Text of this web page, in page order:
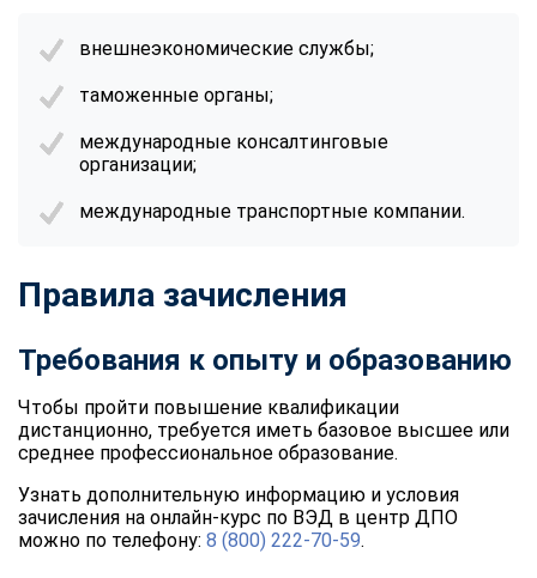
внешнеэкономические службы;
таможенные органы;
международные консалтинговые
организации;
международные транспортные компании.
Правила зачисления
Требования к опыту и образованию
Чтобы пройти повышение квалификации
дистанционно, требуется иметь базовое высшее или
среднее профессиональное образование.
Узнать дополнительную информацию и условия
зачисления на онлайн-курс по ВЭД в центр ДПО
можно по телефону: 8 (800) 222-70-59.